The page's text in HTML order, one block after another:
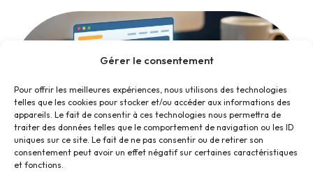
Gérer le consentement
Pour offrir les meilleures expériences, nous utilisons des technologies
telles que les cookies pour stocker et/ou accéder aux informations des
appareils. Le fait de consentir à ces technologies nous permettra de
traiter des données telles que le comportement de navigation ou les ID
uniques sur ce site. Le fait de ne pas consentir ou de retirer son
consentement peut avoir un effet négatif sur certaines caractéristiques
et fonctions.